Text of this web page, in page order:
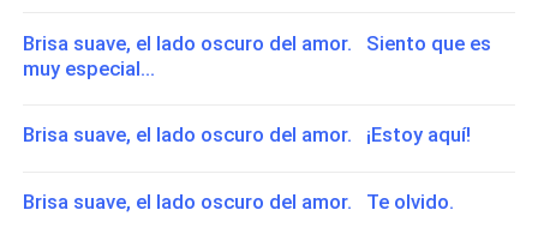
Brisa suave, el lado oscuro del amor. Siento que es
muy especial...
Brisa suave, el lado oscuro del amor. ¡Estoy aquí!
Brisa suave, el lado oscuro del amor. Te olvido.